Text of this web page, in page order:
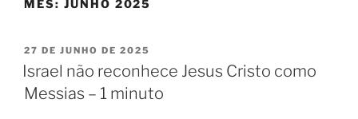
MÊS: JUNHO 2025
PUBLICADO
EM
27 DE JUNHO DE 2025
Israel não reconhece Jesus Cristo como
Messias – 1 minuto